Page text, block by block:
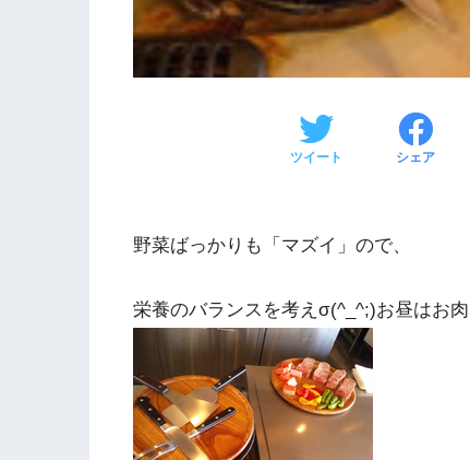
ツイート シェア
野菜ばっかりも「マズイ」ので、
栄養のバランスを考えσ(^_^;)お昼はお肉